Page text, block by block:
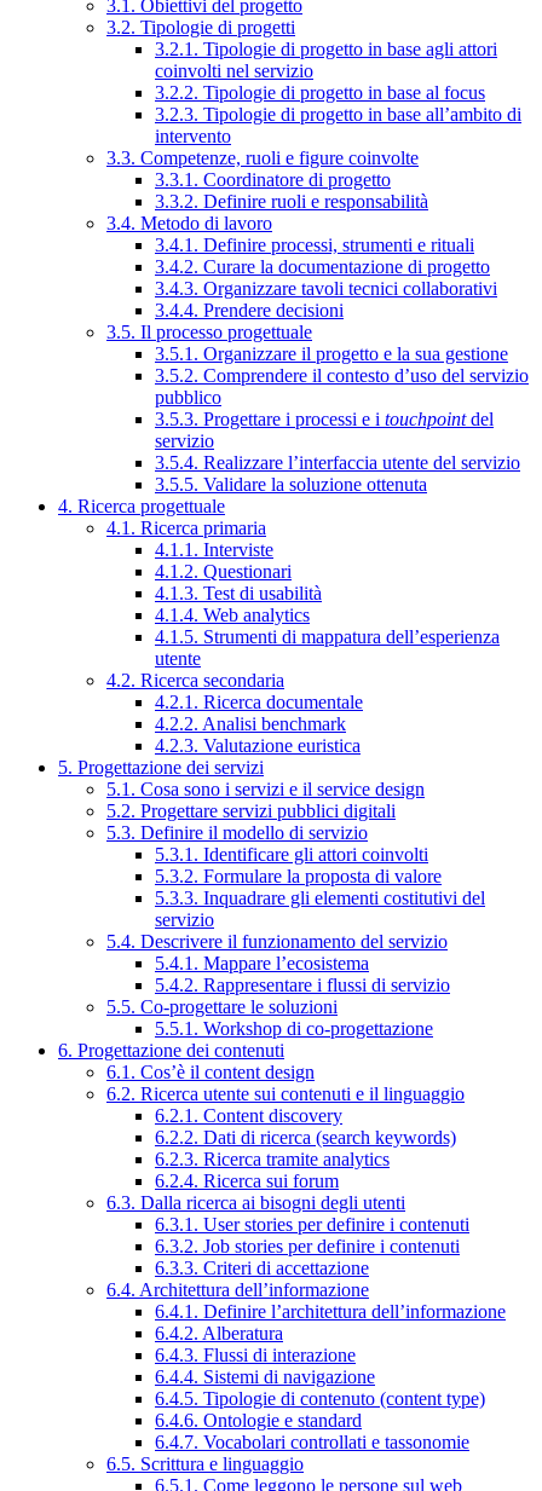
3.1. Obiettivi del progetto
3.2. Tipologie di progetti
3.2.1. Tipologie di progetto in base agli attori
coinvolti nel servizio
3.2.2. Tipologie di progetto in base al focus
3.2.3. Tipologie di progetto in base all’ambito di
intervento
3.3. Competenze, ruoli e figure coinvolte
3.3.1. Coordinatore di progetto
3.3.2. Definire ruoli e responsabilità
3.4. Metodo di lavoro
3.4.1. Definire processi, strumenti e rituali
3.4.2. Curare la documentazione di progetto
3.4.3. Organizzare tavoli tecnici collaborativi
3.4.4. Prendere decisioni
3.5. Il processo progettuale
3.5.1. Organizzare il progetto e la sua gestione
3.5.2. Comprendere il contesto d’uso del servizio
pubblico
3.5.3. Progettare i processi e i touchpointdel
servizio
3.5.4. Realizzare l’interfaccia utente del servizio
3.5.5. Validare la soluzione ottenuta
4. Ricerca progettuale
4.1. Ricerca primaria
4.1.1. Interviste
4.1.2. Questionari
4.1.3. Test di usabilità
4.1.4. Web analytics
4.1.5. Strumenti di mappatura dell’esperienza
utente
4.2. Ricerca secondaria
4.2.1. Ricerca documentale
4.2.2. Analisi benchmark
4.2.3. Valutazione euristica
5. Progettazione dei servizi
5.1. Cosa sono i servizi e il service design
5.2. Progettare servizi pubblici digitali
5.3. Definire il modello di servizio
5.3.1. Identificare gli attori coinvolti
5.3.2. Formulare la proposta di valore
5.3.3. Inquadrare gli elementi costitutivi del
servizio
5.4. Descrivere il funzionamento del servizio
5.4.1. Mappare l’ecosistema
5.4.2. Rappresentare i flussi di servizio
5.5. Co-progettare le soluzioni
5.5.1. Workshop di co-progettazione
6. Progettazione dei contenuti
6.1. Cos’è il content design
6.2. Ricerca utente sui contenuti e il linguaggio
6.2.1. Content discovery
6.2.2. Dati di ricerca (search keywords)
6.2.3. Ricerca tramite analytics
6.2.4. Ricerca sui forum
6.3. Dalla ricerca ai bisogni degli utenti
6.3.1. User stories per definire i contenuti
6.3.2. Job stories per definire i contenuti
6.3.3. Criteri di accettazione
6.4. Architettura dell’informazione
6.4.1. Definire l’architettura dell’informazione
6.4.2. Alberatura
6.4.3. Flussi di interazione
6.4.4. Sistemi di navigazione
6.4.5. Tipologie di contenuto (content type)
6.4.6. Ontologie e standard
6.4.7. Vocabolari controllati e tassonomie
6.5. Scrittura e linguaggio
6.5.1. Come leggono le persone sul web